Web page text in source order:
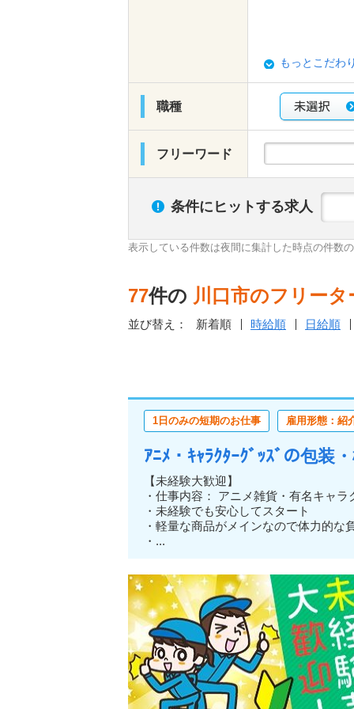
もっとこだわ
職種
フリーワード
条件にヒットする求人
表示している件数は夜間に集計した時点の件数
77件の 川口市のフリータ
並び替え： 新着順 時給順 日給順
1日のみの短期のお仕事 雇用形態：紹
ｱﾆﾒ・ｷｬﾗｸﾀｰｸﾞｯｽﾞの包装
【未経験大歓迎】
・仕事内容： アニメ雑貨・有名キャ
・未経験でも安心してスタート
・軽量な商品がメインなので体力的
・...